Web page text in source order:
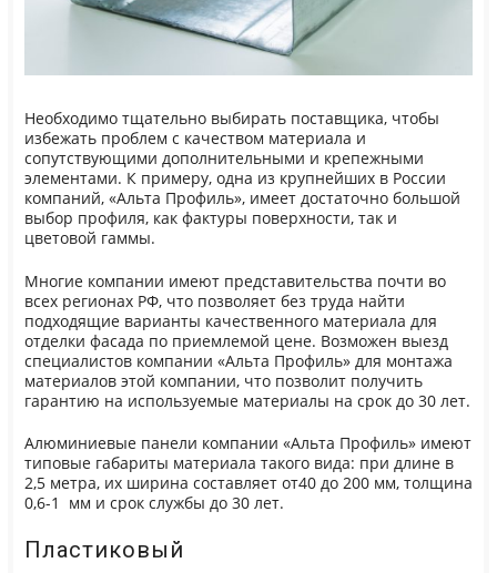
Необходимо тщательно выбирать поставщика, чтобы
избежать проблем с качеством материала и
сопутствующими дополнительными и крепежными
элементами. К примеру, одна из крупнейших в России
компаний, «Альта Профиль», имеет достаточно большой
выбор профиля, как фактуры поверхности, так и
цветовой гаммы.
Многие компании имеют представительства почти во
всех регионах РФ, что позволяет без труда найти
подходящие варианты качественного материала для
отделки фасада по приемлемой цене. Возможен выезд
специалистов компании «Альта Профиль» для монтажа
материалов этой компании, что позволит получить
гарантию на используемые материалы на срок до 30 лет.
Алюминиевые панели компании «Альта Профиль» имеют
типовые габариты материала такого вида: при длине в
2,5 метра, их ширина составляет от40 до 200 мм, толщина
0,6-1 мм и срок службы до 30 лет.
Пластиковый